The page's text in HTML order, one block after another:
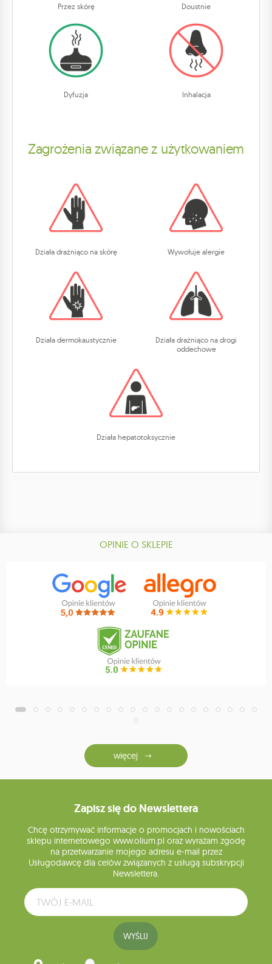
Przez skórę Doustnie
Dyfuzja Inhalacja
Zagrożenia związane z użytkowaniem
Działa drażniąco na skórę Wywołuje alergie
Działa dermokaustycznie
Działa drażniąco na drogi
oddechowe
Działa hepatotoksycznie
OPINIE O SKLEPIE
więcej
Zapisz się do Newslettera
Chcę otrzymywać informacje o promocjach i nowościach
sklepu internetowego www.olium.pl oraz wyrażam zgodę
na przetwarzanie mojego adresu e-mail przez
Usługodawcę dla celów związanych z usługą subskrypcji
Newslettera.
WYŚLIJ